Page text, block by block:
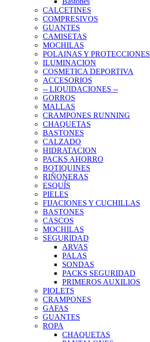
CALCETINES
COMPRESIVOS
GUANTES
CAMISETAS
MOCHILAS
POLAINAS Y PROTECCIONES
ILUMINACION
COSMETICA DEPORTIVA
ACCESORIOS
-- LIQUIDACIONES --
GORROS
MALLAS
CRAMPONES RUNNING
CHAQUETAS
BASTONES
CALZADO
HIDRATACION
PACKS AHORRO
BOTIQUINES
RIÑONERAS
ESQUÍS
PIELES
FIJACIONES Y CUCHILLAS
BASTONES
CASCOS
MOCHILAS
SEGURIDAD
ARVAS
PALAS
SONDAS
PACKS SEGURIDAD
PRIMEROS AUXILIOS
PIOLETS
CRAMPONES
GAFAS
GUANTES
ROPA
CHAQUETAS